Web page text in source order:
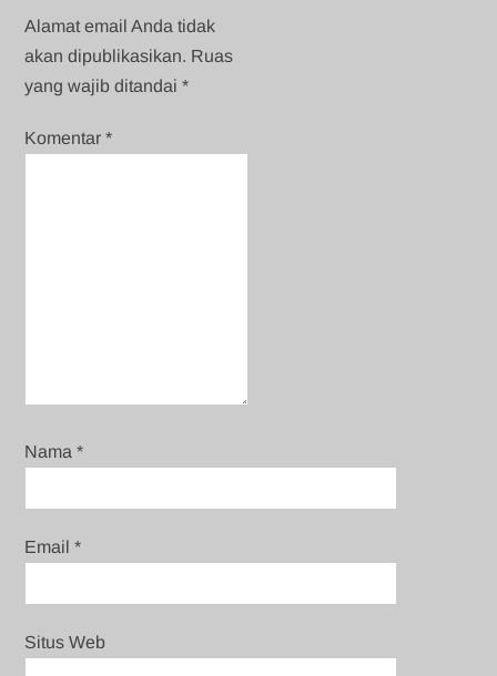
Alamat email Anda tidak
akan dipublikasikan. Ruas
yang wajib ditandai*
Komentar*
Nama*
Email*
Situs Web